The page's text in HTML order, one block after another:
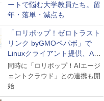
ートで悩む大学教員たち。留
年・落単・減点も
「ロリポップ！ゼロトラスト
リンク byGMOペパボ」で
Linuxクライアント提供、AI
エージェントの接続が容易に
同時に「ロリポップ！AIエージ
ェントクラウド」との連携も開
始